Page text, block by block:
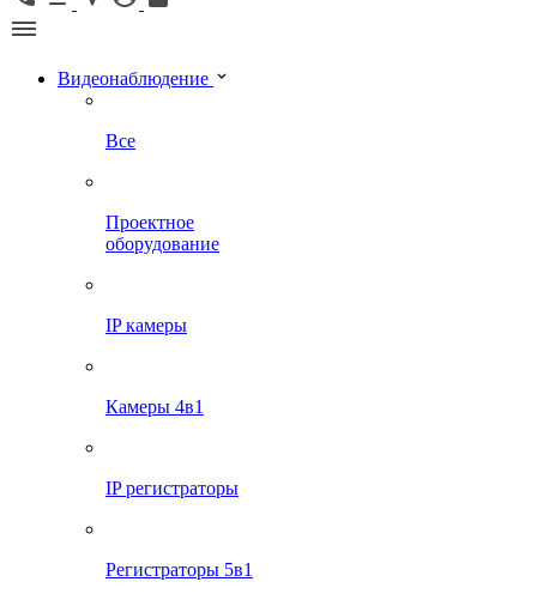
Видеонаблюдение
Все
Проектное
оборудование
IP камеры
Камеры 4в1
IP регистраторы
Регистраторы 5в1